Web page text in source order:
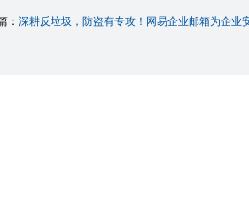
： 深耕反垃圾，防盗有专攻！网易企业邮箱为企业